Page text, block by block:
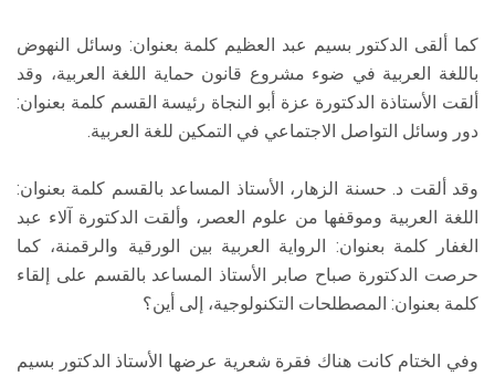
كما ألقى الدكتور بسيم عبد العظيم كلمة بعنوان: وسائل النهوض
باللغة العربية في ضوء مشروع قانون حماية اللغة العربية، وقد
ألقت الأستاذة الدكتورة عزة أبو النجاة رئيسة القسم كلمة بعنوان:
دور وسائل التواصل الاجتماعي في التمكين للغة العربية.
وقد ألقت د. حسنة الزهار، الأستاذ المساعد بالقسم كلمة بعنوان:
اللغة العربية وموقفها من علوم العصر، وألقت الدكتورة آلاء عبد
الغفار كلمة بعنوان: الرواية العربية بين الورقية والرقمنة، كما
حرصت الدكتورة صباح صابر الأستاذ المساعد بالقسم على إلقاء
كلمة بعنوان: المصطلحات التكنولوجية، إلى أين؟
وفي الختام كانت هناك فقرة شعرية عرضها الأستاذ الدكتور بسيم